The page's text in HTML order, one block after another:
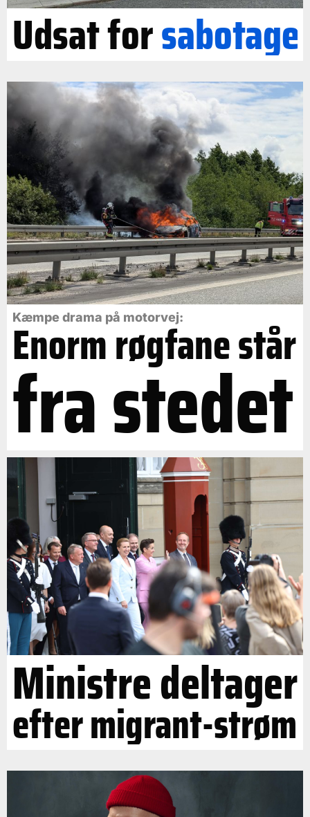
Udsat forsabotage
Kæmpe drama på motorvej:
Enorm røgfane står
fra stedet
Ministre deltager
efter migrant-strøm